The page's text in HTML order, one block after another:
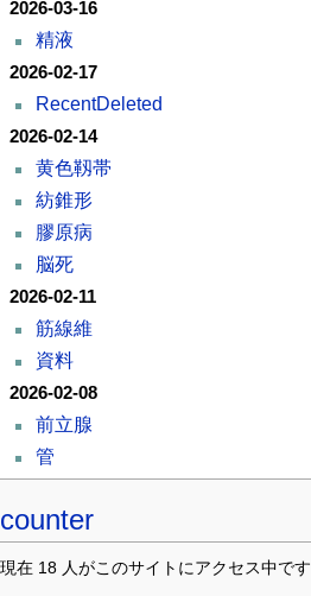
2026-03-16
精液
2026-02-17
RecentDeleted
2026-02-14
黄色靱帯
紡錐形
膠原病
脳死
2026-02-11
筋線維
資料
2026-02-08
前立腺
管
counter
現在 18 人がこのサイトにアクセス中です